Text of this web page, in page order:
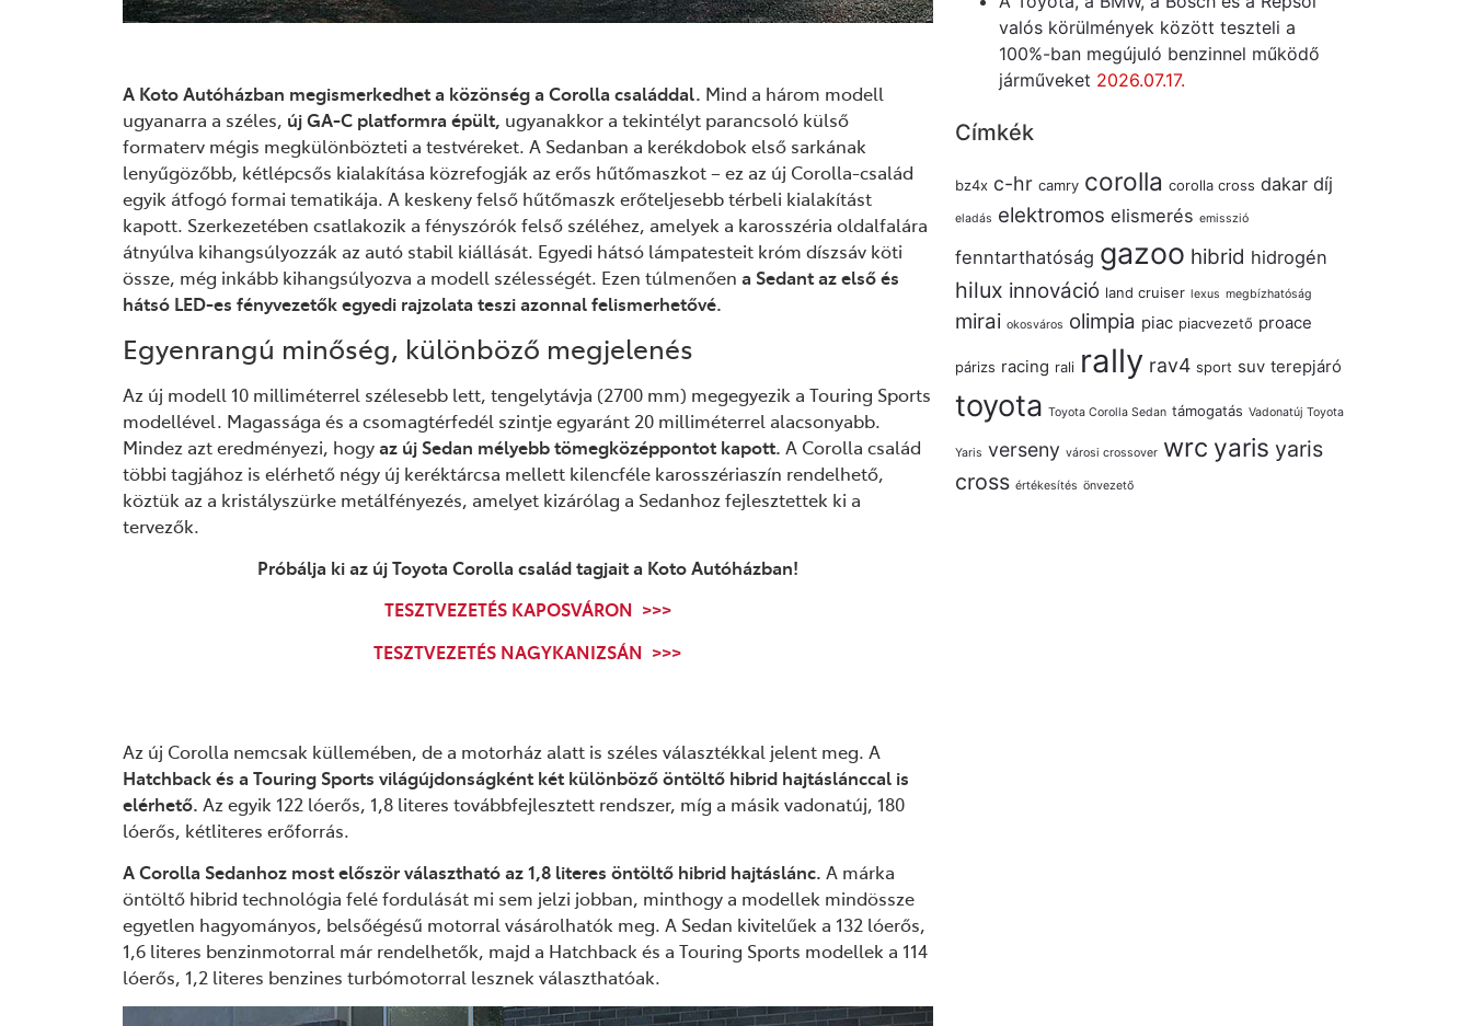
A Koto Autóházban megismerkedhet a közönség a Corolla családdal. Mind a három modell
ugyanarra a széles, új GA-C platformra épült, ugyanakkor a tekintélyt parancsoló külső
formaterv mégis megkülönbözteti a testvéreket. A Sedanban a kerékdobok első sarkának
lenyűgözőbb, kétlépcsős kialakítása közrefogják az erős hűtőmaszkot – ez az új Corolla-család
egyik átfogó formai tematikája. A keskeny felső hűtőmaszk erőteljesebb térbeli kialakítást
kapott. Szerkezetében csatlakozik a fényszórók felső széléhez, amelyek a karosszéria oldalfalára
átnyúlva kihangsúlyozzák az autó stabil kiállását. Egyedi hátsó lámpatesteit króm díszsáv köti
össze, még inkább kihangsúlyozva a modell szélességét. Ezen túlmenően a Sedant az első és
hátsó LED-es fényvezetők egyedi rajzolata teszi azonnal felismerhetővé.
Egyenrangú minőség, különböző megjelenés
Az új modell 10 milliméterrel szélesebb lett, tengelytávja (2700 mm) megegyezik a Touring Sports
modellével. Magassága és a csomagtérfedél szintje egyaránt 20 milliméterrel alacsonyabb.
Mindez azt eredményezi, hogyaz új Sedan mélyebb tömegközéppontot kapott. A Corolla család
többi tagjához is elérhető négy új keréktárcsa mellett kilencféle karosszériaszín rendelhető,
köztük az a kristályszürke metálfényezés, amelyet kizárólag a Sedanhoz fejlesztettek ki a
tervezők.
Próbálja ki az új Toyota Corolla család tagjait a Koto Autóházban!
TESZTVEZETÉS KAPOSVÁRON >>>
TESZTVEZETÉS NAGYKANIZSÁN >>>
Az új Corolla nemcsak küllemében, de a motorház alatt is széles választékkal jelent meg. A
Hatchbackés a Touring Sports világújdonságként két különböző öntöltő hibrid hajtáslánccal is
elérhető. Az egyik 122 lóerős, 1,8 literes továbbfejlesztett rendszer, míg a másik vadonatúj, 180
lóerős, kétliteres erőforrás.
A Corolla Sedanhoz most először választható az 1,8 literes öntöltő hibrid hajtáslánc. A márka
öntöltő hibrid technológia felé fordulását mi sem jelzi jobban, minthogy a modellek mindössze
egyetlen hagyományos, belsőégésű motorral vásárolhatók meg. A Sedan kivitelűek a 132 lóerős,
1,6 literes benzinmotorral már rendelhetők, majd a Hatchback és a Touring Sports modellek a 114
lóerős, 1,2 literes benzines turbómotorral lesznek választhatóak.
valós körülmények között teszteli a
100%-ban megújuló benzinnel működő
járműveket 2026.07.17.
Címkék
bz4x c-hr camry corolla corolla cross dakar díj
eladás elektromos elismerés emisszió
fenntarthatóság gazoo hibrid hidrogén
hilux innováció land cruiser lexus megbízhatóság
mirai okosváros olimpia piac piacvezető proace
párizs racing rali rally rav4 sport suv terepjáró
toyota Toyota Corolla Sedan támogatás Vadonatúj Toyota
Yaris verseny városi crossover wrc yaris yaris
cross értékesítés önvezető